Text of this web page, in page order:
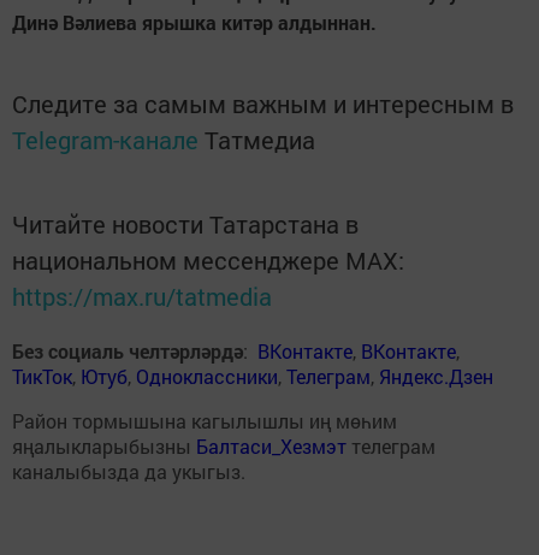
Динә Вәлиева ярышка китәр алдыннан.
Следите за самым важным и интересным в
Telegram-канале Татмедиа
Читайте новости Татарстана в
национальном мессенджере MАХ:
https://max.ru/tatmedia
Без социаль челтәрләрдә: ВКонтакте, ВКонтакте,
ТикТок, Ютуб, Одноклассники,Телеграм, Яндекс.Дзен
Район тормышына кагылышлы иң мөһим
яңалыкларыбызны Балтаси_Хезмэт телеграм
каналыбызда да укыгыз.